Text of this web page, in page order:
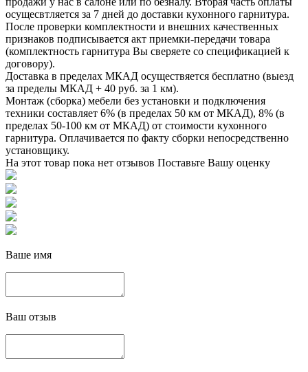
осущесвтляется за 7 дней до доставки кухонного гарнитура.
После проверки комплектности и внешних качественных
признаков подписывается акт приемки-передачи товара
(комплектность гарнитура Вы сверяете со спецификацией к
договору).
Доставка в пределах МКАД осуществяется бесплатно (выезд
за пределы МКАД + 40 руб. за 1 км).
Монтаж (сборка) мебели без установки и подключения
техники составляет 6% (в пределах 50 км от МКАД), 8% (в
пределах 50-100 км от МКАД) от стоимости кухонного
гарнитура. Оплачивается по факту сборки непосредственно
установщику.
На этот товар пока нет отзывов Поставьте Вашу оценку
Ваше имя
Ваш отзыв